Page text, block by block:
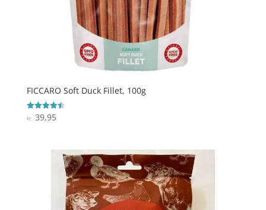
FICCARO Soft Duck Fillet, 100g
Vurderet
4.5
kr.39,95